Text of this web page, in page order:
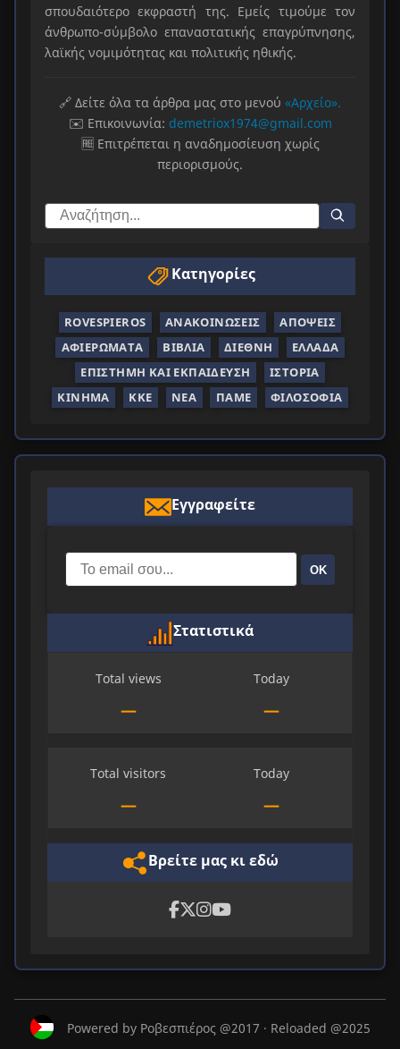
σπουδαιότερο εκφραστή της. Εμείς τιμούμε τον
άνθρωπο-σύμβολο επαναστατικής επαγρύπνησης,
λαϊκής νομιμότητας και πολιτικής ηθικής.
🔗 Δείτε όλα τα άρθρα μας στο μενού «Αρχείο».
✉️ Επικοινωνία: demetriox1974@gmail.com
🆓 Επιτρέπεται η αναδημοσίευση χωρίς
περιορισμούς.
Κατηγορίες
ROVESPIEROS ΑΝΑΚΟΙΝΏΣΕΙΣ
ΑΠΌΨΕΙΣ
ΑΦΙΕΡΏΜΑΤΑ
ΒΙΒΛΊΑ ΔΙΕΘΝΉ
ΕΛΛΆΔΑ
ΕΠΙΣΤΉΜΗ ΚΑΙ ΕΚΠΑΊΔΕΥΣΗ
ΙΣΤΟΡΊΑ
ΚΊΝΗΜΑ
ΚΚΕ ΝΈΑ ΠΑΜΕ ΦΙΛΟΣΟΦΊΑ
Εγγραφείτε
ΟΚ
Στατιστικά
Total views
—
Today
—
Total visitors
—
Today
—
Βρείτε μας κι εδώ
Powered by Ροβεσπιέρος @2017 · Reloaded @2025